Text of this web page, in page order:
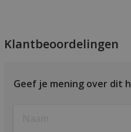
Klantbeoordelingen
Geef je mening over dit